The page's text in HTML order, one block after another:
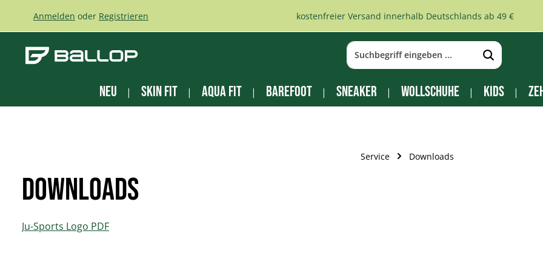
Hauptinhalt springen
Zur Suche springen
Zur Hauptnavigation springen
Anmelden oder Registrieren kostenfreier Versand innerhalb Deutschlands ab 49 €
NEU Skin Fit Aqua Fit Barefoot Sneaker Wollschuhe Kids
Service Downloads
Downloads
Ju-Sports Logo PDF